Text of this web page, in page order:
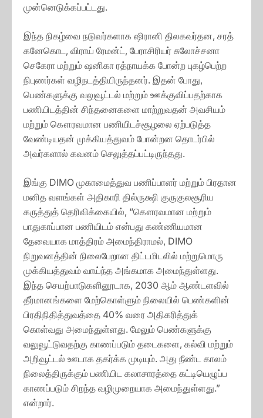
முன்னெடுக்கப்பட்டது.
இந்த நிகழ்வை நடுவர்களாக ஷிரானி திலகவர்தன, சரத்
கனேகொட, விராய் ரேமன்ட், பேராசிரியர் சுலோச்சனா
செகேரா மற்றும் ஷனிகா ரத்நாயக்க போன்ற புகழ்பெற்ற
நிபுணர்கள் வழிநடத்தியிருந்தனர். இதன் போது,
பெண்களுக்கு வலுவூட்டல் மற்றும் ஊக்குவிப்பதற்காக
பணியிடத்தின் சிந்தனைகளை மாற்றுவதன் அவசியம்
மற்றும் கௌரவமான பணியிடச்சூழலை ஏற்படுத்த
வேண்டியதன் முக்கியத்துவம் போன்றன தொடர்பில்
அவர்களால் கவனம் செலுத்தப்பட்டிருந்தது.
இங்கு DIMO முகாமைத்துவ பணிப்பாளர் மற்றும் பிரதான
மனித வளங்கள் அதிகாரி தில்ருக்ஷி குருகுலசூரிய
கருத்துத் தெரிவிக்கையில், “கௌரவமான மற்றும்
பாதுகாப்பான பணியிடம் என்பது கண்ணியமான
தேவையாக மாத்திரம் அமைந்திராமல், DIMO
நிறுவனத்தின் நிலைபேறான திட்டமிடலில் மற்றுமொரு
முக்கியத்துவம் வாய்ந்த அங்கமாக அமைந்துள்ளது.
இந்த செயற்பாடுகளினூடாக, 2030 ஆம் ஆண்டளவில்
தீர்மானங்களை மேற்கொள்ளும் நிலையில் பெண்களின்
பிரதிநிதித்துவத்தை 40% வரை அதிகரித்துக்
கொள்வது அமைந்துள்ளது. மேலும் பெண்களுக்கு
வலுவூட்டுவதற்கு காணப்படும் தடைகளை, கல்வி மற்றும்
அறிவூட்டல் ஊடாக தகர்க்க முடியும். அது நீண்ட காலம்
நிலைத்திருக்கும் பணியிட கலாசாரத்தை கட்டியெழுப்ப
காணப்படும் சிறந்த வழிமுறையாக அமைந்துள்ளது.”
என்றார்.